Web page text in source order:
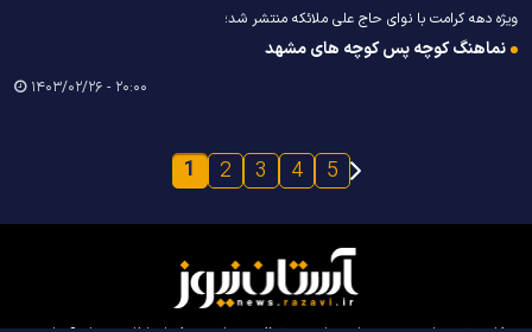
ویژه دهه کرامت با نوای حاج علی ملائکه منتشر شد؛
نماهنگ کوچه پس کوچه های مشهد
۲۰:۰۰ - ۱۴۰۳/۰۲/۲۶
1 2 3 4 5